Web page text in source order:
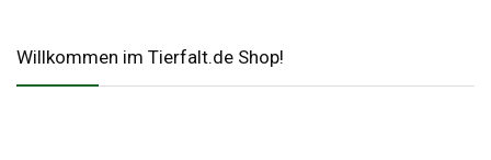
Willkommen im Tierfalt.de Shop!